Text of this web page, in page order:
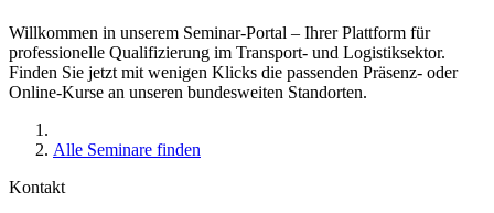
Willkommen in unserem Seminar-Portal – Ihrer Plattform für
professionelle Qualifizierung im Transport- und Logistiksektor.
Finden Sie jetzt mit wenigen Klicks die passenden Präsenz- oder
Online-Kurse an unseren bundesweiten Standorten.
Alle Seminare finden
Kontakt